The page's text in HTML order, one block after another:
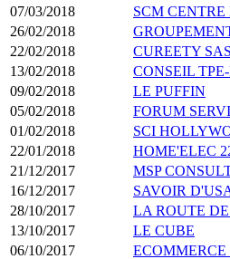
07/03/2018
SCM
26/02/2018
22/02/2018
CUREETY SAS
13/02/2018
CONSEIL
09/02/2018
LE PUFFIN
05/02/2018
FORUM
01/02/2018
SCI
22/01/2018
HOME'ELEC
21/12/2017
MSP
16/12/2017
SAVOIR
28/10/2017
LA ROUTE
13/10/2017
LE CUBE
06/10/2017
ECOMMERCE